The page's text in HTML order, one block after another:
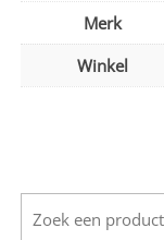
Merk
Winkel